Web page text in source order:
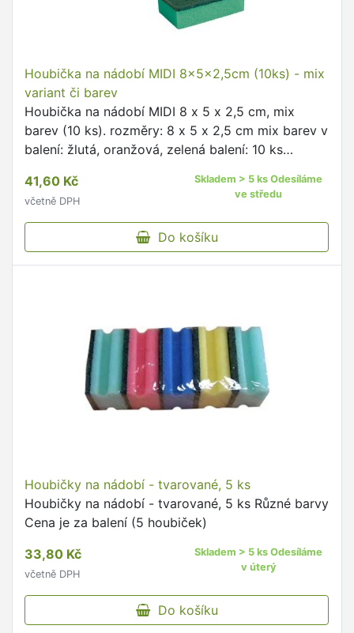
Houbička na nádobí MIDI 8x5x2,5cm (10ks) - mix
variant či barev
Houbička na nádobí MIDI 8 x 5 x 2,5 cm, mix
barev (10 ks). rozměry: 8 x 5 x 2,5 cm mix barev v
balení: žlutá, oranžová, zelená balení: 10 ks
z měkké pěny …
41,60 Kč
včetně DPH
Skladem > 5 ks Odesíláme
ve středu
Do košíku
Houbičky na nádobí - tvarované, 5 ks
Houbičky na nádobí - tvarované, 5 ks Různé barvy
Cena je za balení (5 houbiček)
33,80 Kč
včetně DPH
Skladem > 5 ks Odesíláme
v úterý
Do košíku